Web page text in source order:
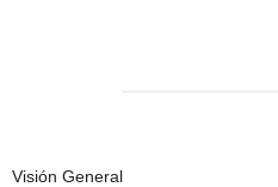
Visión General